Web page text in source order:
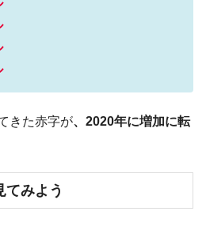
ら無理だってば。
「韓国レバレッジETFの清算は
年金公団』株価暴落で200兆蒸
ニセＫ-ブランドを通報しようキ
きた赤字が、2020年に増加に転
てみよう